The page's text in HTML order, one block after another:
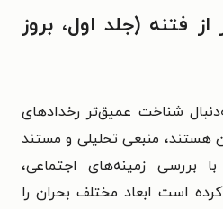
فتنه (جلد اول، بروز
شناخت عمیق‌تر رخدادهای
۱۳۸۸ در ایران هستند، منبعی تحلیلی و مستند
بررسی زمینه‌های اجتماعی،
است ابعاد مختلف بحران را